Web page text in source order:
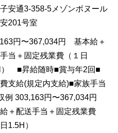
安通3-358-5メゾンボヌール
201号室
円〜367,034円 基本給＋
当＋固定残業費（１日
） ■昇給随時■賞与年2回■
支給(規定内支給)■家族手当
例 303,163円〜367,034円
＋配送手当＋固定残業費
1.5H）